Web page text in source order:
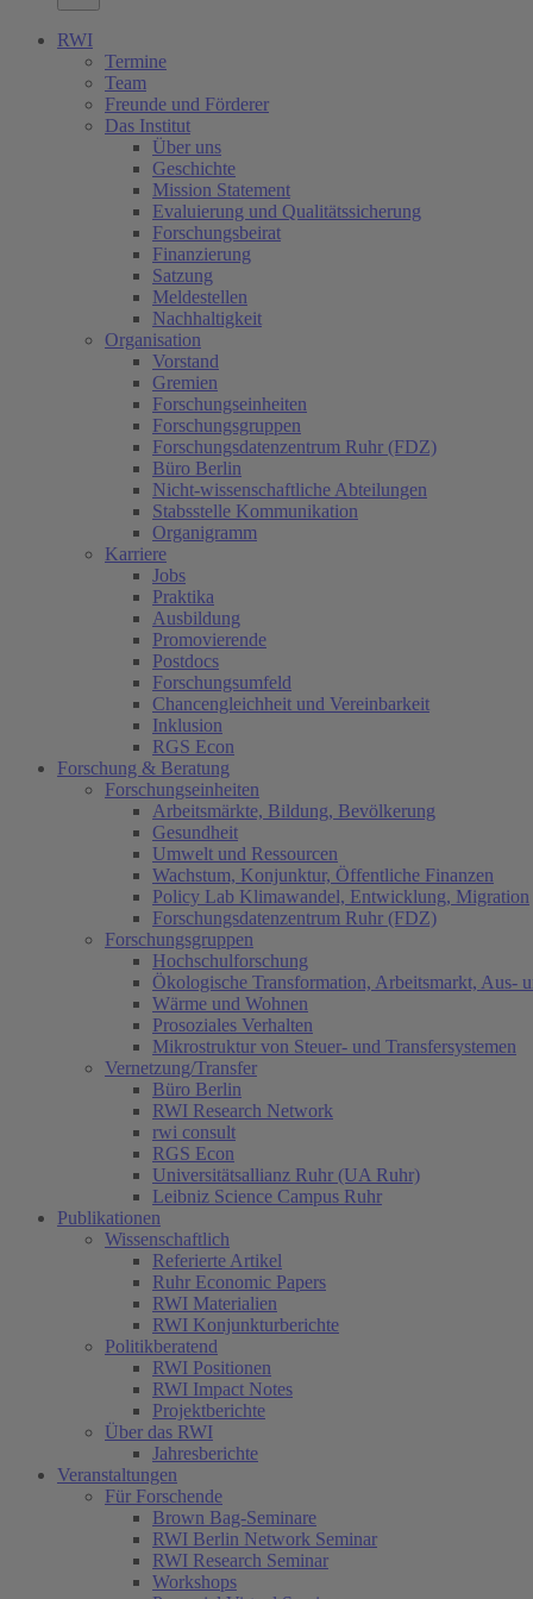
RWI
Termine
Team
Freunde und Förderer
Das Institut
Über uns
Geschichte
Mission Statement
Evaluierung und Qualitätssicherung
Forschungsbeirat
Finanzierung
Satzung
Meldestellen
Nachhaltigkeit
Organisation
Vorstand
Gremien
Forschungseinheiten
Forschungsgruppen
Forschungsdatenzentrum Ruhr (FDZ)
Büro Berlin
Nicht-wissenschaftliche Abteilungen
Stabsstelle Kommunikation
Organigramm
Karriere
Jobs
Praktika
Ausbildung
Promovierende
Postdocs
Forschungsumfeld
Chancengleichheit und Vereinbarkeit
Inklusion
RGS Econ
Forschung & Beratung
Forschungseinheiten
Arbeitsmärkte, Bildung, Bevölkerung
Gesundheit
Umwelt und Ressourcen
Wachstum, Konjunktur, Öffentliche Finanzen
Policy Lab Klimawandel, Entwicklung, Migration
Forschungsdatenzentrum Ruhr (FDZ)
Forschungsgruppen
Hochschulforschung
Ökologische Transformation, Arbeitsmarkt, Aus-
Wärme und Wohnen
Prosoziales Verhalten
Mikrostruktur von Steuer- und Transfersystemen
Vernetzung/Transfer
Büro Berlin
RWI Research Network
rwi consult
RGS Econ
Universitätsallianz Ruhr (UA Ruhr)
Leibniz Science Campus Ruhr
Publikationen
Wissenschaftlich
Referierte Artikel
Ruhr Economic Papers
RWI Materialien
RWI Konjunkturberichte
Politikberatend
RWI Positionen
RWI Impact Notes
Projektberichte
Über das RWI
Jahresberichte
Veranstaltungen
Für Forschende
Brown Bag-Seminare
RWI Berlin Network Seminar
RWI Research Seminar
Workshops